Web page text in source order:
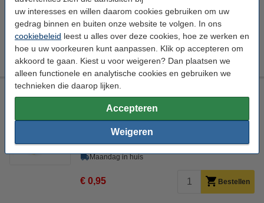
uw interesses en willen daarom cookies gebruiken om uw
gedrag binnen en buiten onze website te volgen. In ons
cookiebeleid leest u alles over deze cookies, hoe ze werken en
hoe u uw voorkeuren kunt aanpassen. Klik op accepteren om
akkoord te gaan. Kiest u voor weigeren? Dan plaatsen we
alleen functionele en analytische cookies en gebruiken we
technieken die daarop lijken.
Accepteren
Weigeren
Maandag in huis
Per pagina
€ 0,011
€ 99,00 Bestellen
Laserprinter reinigingsdoek
tonerdoek 43 x 32 cm (LxB)
Bekijk de specificaties en omschrijving
Direct leverbaar
Maandag in huis
€ 0,95 Bestellen